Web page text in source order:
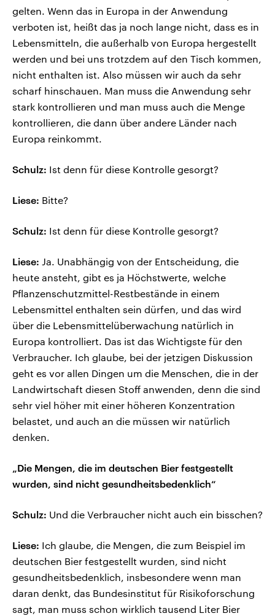
gelten. Wenn das in Europa in der Anwendung
verboten ist, heißt das ja noch lange nicht, dass es in
Lebensmitteln, die außerhalb von Europa hergestellt
werden und bei uns trotzdem auf den Tisch kommen,
nicht enthalten ist. Also müssen wir auch da sehr
scharf hinschauen. Man muss die Anwendung sehr
stark kontrollieren und man muss auch die Menge
kontrollieren, die dann über andere Länder nach
Europa reinkommt.
Schulz: Ist denn für diese Kontrolle gesorgt?
Liese: Bitte?
Schulz: Ist denn für diese Kontrolle gesorgt?
Liese: Ja. Unabhängig von der Entscheidung, die
heute ansteht, gibt es ja Höchstwerte, welche
Pflanzenschutzmittel-Restbestände in einem
Lebensmittel enthalten sein dürfen, und das wird
über die Lebensmittelüberwachung natürlich in
Europa kontrolliert. Das ist das Wichtigste für den
Verbraucher. Ich glaube, bei der jetzigen Diskussion
geht es vor allen Dingen um die Menschen, die in der
Landwirtschaft diesen Stoff anwenden, denn die sind
sehr viel höher mit einer höheren Konzentration
belastet, und auch an die müssen wir natürlich
denken.
„Die Mengen, die im deutschen Bier festgestellt
wurden, sind nicht gesundheitsbedenklich“
Schulz: Und die Verbraucher nicht auch ein bisschen?
Liese: Ich glaube, die Mengen, die zum Beispiel im
deutschen Bier festgestellt wurden, sind nicht
gesundheitsbedenklich, insbesondere wenn man
daran denkt, das Bundesinstitut für Risikoforschung
sagt, man muss schon wirklich tausend Liter Bier